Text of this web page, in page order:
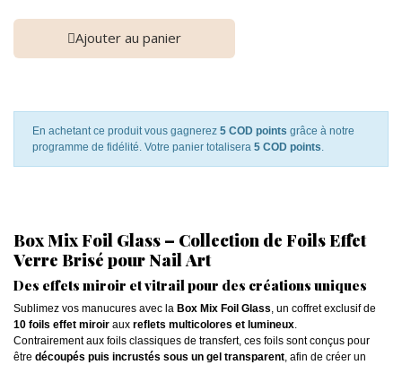
Ajouter au panier
En achetant ce produit vous gagnerez 5 COD points grâce à notre
programme de fidélité. Votre panier totalisera 5 COD points.
Box Mix Foil Glass – Collection de Foils Effet
Verre Brisé pour Nail Art
Des effets miroir et vitrail pour des créations uniques
Sublimez vos manucures avec la Box Mix Foil Glass, un coffret exclusif de
10 foils effet miroir aux reflets multicolores et lumineux.
Contrairement aux foils classiques de transfert, ces foils sont conçus pour
être découpés puis incrustés sous un gel transparent, afin de créer un